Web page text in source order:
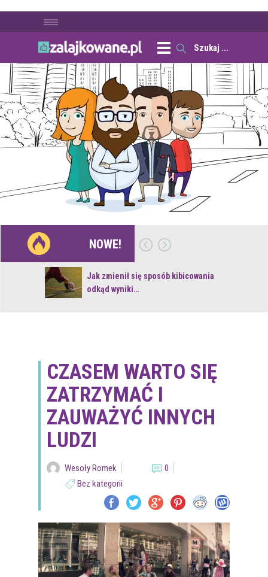
NOWE!
Jak zmienił się sposób kibicowania
odkąd wyniki…
CZASEM WARTO SIĘ
ZATRZYMAĆ I
ZAUWAŻYĆ INNYCH
LUDZI
Wesoły Romek
0
Bez kategorii